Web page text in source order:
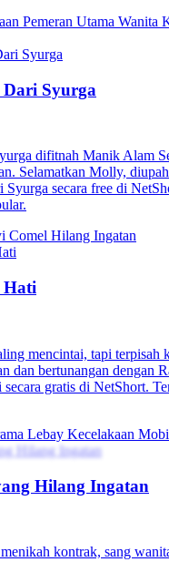
Pemeran Utama Wanita
Syurga
difitnah Manik Alam
Selamatkan Molly,
Syurga secara free di
Comel Hilang Ingatan
Hati
mencintai, tapi terpisah
dan bertunangan dengan
gratis di NetShort.
Lebay Kecelakaan